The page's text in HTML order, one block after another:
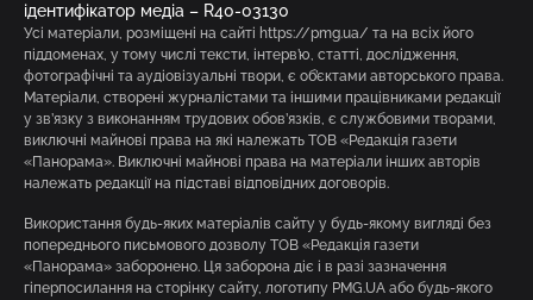
ідентифікатор медіа – R40-03130
Усі матеріали, розміщені на сайті https://pmg.ua/ та на всіх його
піддоменах, у тому числі тексти, інтерв’ю, статті, дослідження,
фотографічні та аудіовізуальні твори, є об’єктами авторського права.
Матеріали, створені журналістами та іншими працівниками редакції
у зв’язку з виконанням трудових обов’язків, є службовими творами,
виключні майнові права на які належать ТОВ «Редакція газети
«Панорама». Виключні майнові права на матеріали інших авторів
належать редакції на підставі відповідних договорів.
Використання будь-яких матеріалів сайту у будь-якому вигляді без
попереднього письмового дозволу ТОВ «Редакція газети
«Панорама» заборонено. Ця заборона діє і в разі зазначення
гіперпосилання на сторінку сайту, логотипу PMG.UA або будь-якого